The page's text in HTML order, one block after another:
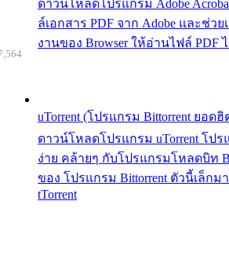
ดาวน์โหลดโปรแกรม Adobe
ล์เอกสาร PDF จาก Adobe และช่ว
งานของ Browser ให้อ่านไฟล์ PDF
uTorrent (โปรแกรม Bittorrent ยอด
ดาวน์โหลดโปรแกรม uTorrent โปร
ง่าย คล้ายๆ กับโปรแกรมโหลดบิท
ของ โปรแกรม Bittorrent ตัวนี้เล็กม
tTorrent